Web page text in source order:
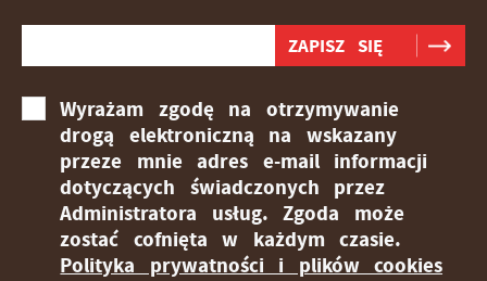
Wyrażam zgodę na otrzymywanie
drogą elektroniczną na wskazany
przeze mnie adres e-mail informacji
dotyczących świadczonych przez
Administratora usług. Zgoda może
zostać cofnięta w każdym czasie.
Polityka prywatności i plików cookies